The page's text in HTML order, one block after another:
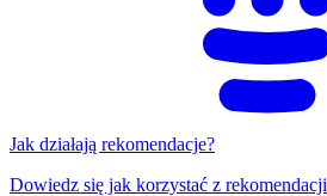
Jak działają rekomendacje?
Dowiedz się jak korzystać z rekomendacji